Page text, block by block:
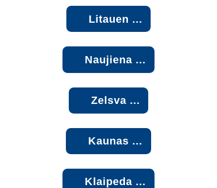
Litauen ...
Naujiena ...
Zelsva ...
Kaunas ...
Klaipeda ...